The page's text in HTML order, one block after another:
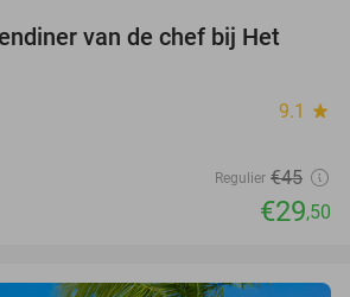
34%
van de chef bij Het
9.1 star
Regulier €45
€29,50